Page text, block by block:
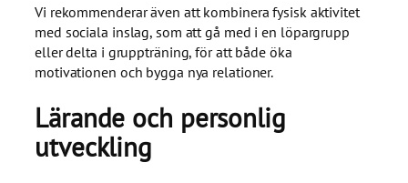
Vi rekommenderar även att kombinera fysisk aktivitet
med sociala inslag, som att gå med i en löpargrupp
eller delta i gruppträning, för att både öka
motivationen och bygga nya relationer.
Lärande och personlig
utveckling